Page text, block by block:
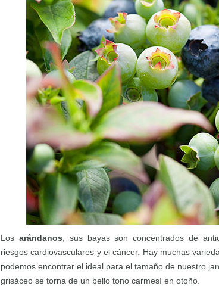
Los arándanos , sus bayas son concentrados de
riesgos cardiovasculares y el cáncer. Hay muchas
podemos encontrar el ideal para el tamaño de nuestro
grisáceo se torna de un bello tono carmesí en otoño.